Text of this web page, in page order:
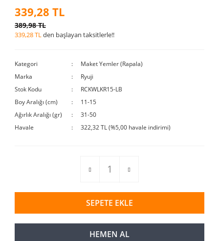
339,28 TL
389,98 TL
339,28 TLden başlayan taksitlerle!!
Kategori
Maket Yemler (Rapala)
Marka
Ryuji
Stok Kodu
RCKWLKR15-LB
Boy Aralığı (cm)
11-15
Ağırlık Aralığı (gr)
31-50
Havale
322,32 TL (%5,00 havale indirimi)
SEPETE EKLE
HEMEN AL